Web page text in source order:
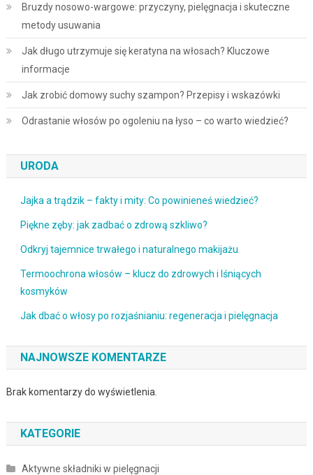
Bruzdy nosowo-wargowe: przyczyny, pielęgnacja i skuteczne
metody usuwania
Jak długo utrzymuje się keratyna na włosach? Kluczowe
informacje
Jak zrobić domowy suchy szampon? Przepisy i wskazówki
Odrastanie włosów po ogoleniu na łyso – co warto wiedzieć?
URODA
Jajka a trądzik – fakty i mity: Co powinieneś wiedzieć?
Piękne zęby: jak zadbać o zdrową szkliwo?
Odkryj tajemnice trwałego i naturalnego makijażu
Termoochrona włosów – klucz do zdrowych i lśniących
kosmyków
Jak dbać o włosy po rozjaśnianiu: regeneracja i pielęgnacja
NAJNOWSZE KOMENTARZE
Brak komentarzy do wyświetlenia.
KATEGORIE
Aktywne składniki w pielęgnacji